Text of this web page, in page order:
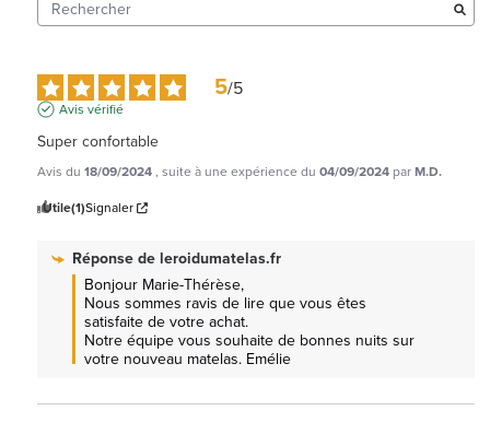
5/5
Avis vérifié
Super confortable
Avis du 18/09/2024, suite à une expérience du 04/09/2024 parM.D.
Utile(1)Signaler
Réponse deleroidumatelas.fr
Bonjour Marie-Thérèse,
Nous sommes ravis de lire que vous êtes
satisfaite de votre achat.
Notre équipe vous souhaite de bonnes nuits sur
votre nouveau matelas. Emélie